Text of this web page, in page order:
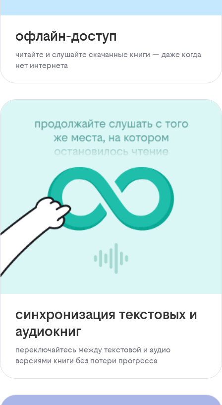
офлайн-доступ
читайте и слушайте скачанные книги — даже когда
нет интернета
синхронизация текстовых и
аудиокниг
переключайтесь между текстовой и аудио
версиями книги без потери прогресса